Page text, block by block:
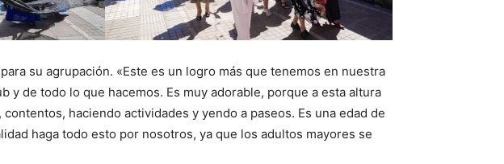
su agrupación. «Este es un logro más que tenemos en nuestra
de todo lo que hacemos. Es muy adorable, porque a esta altura
haciendo actividades y yendo a paseos. Es una edad de
haga todo esto por nosotros, ya que los adultos mayores se